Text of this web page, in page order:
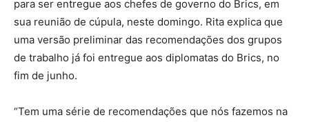
para ser entregue aos chefes de governo do Brics, em
sua reunião de cúpula, neste domingo. Rita explica que
uma versão preliminar das recomendações dos grupos
de trabalho já foi entregue aos diplomatas do Brics, no
fim de junho.
“Tem uma série de recomendações que nós fazemos na